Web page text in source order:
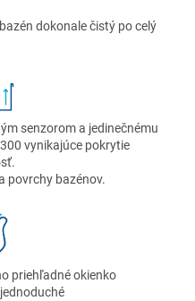
dokonale čistý po celý
senzorom a jedinečnému
vynikajúce pokrytie
povrchy bazénov.
priehľadné okienko